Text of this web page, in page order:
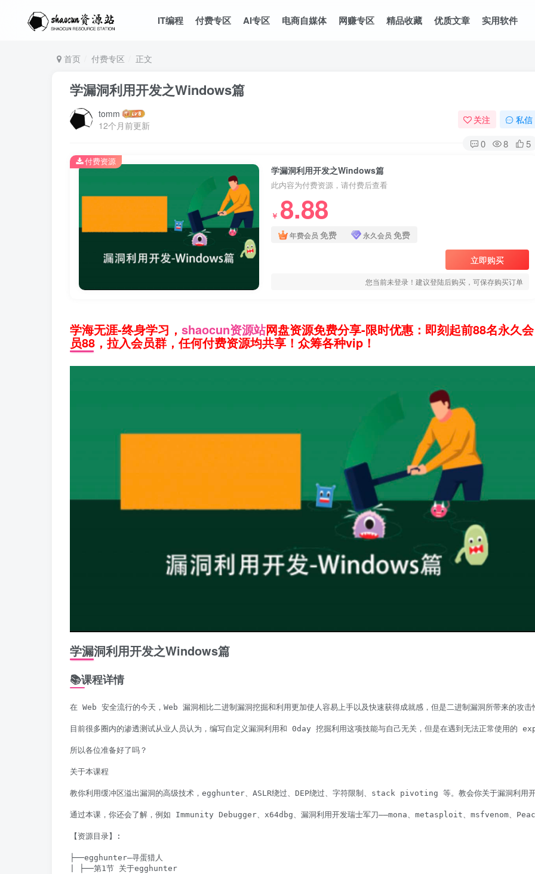
IT编程 付费专区 AI专区 电商自媒体 网赚专区 精品收藏 优质文章 实用软件
首页 付费专区 正文
学漏洞利用开发之Windows篇
tomm
12个月前更新
关注 私信
0 8 5
学漏洞利用开发之Windows篇
此内容为付费资源，请付费后查看
￥ 8.88
年费会员 免费 永久会员 免费
立即购买
您当前未登录！建议登陆后购买，可保存购买订单
付费资源
学海无涯-终身学习， shaocun资源站网盘资源免费分享-限时优惠：即刻起前88名永久会
员88，拉入会员群，任何付费资源均共享！众筹各种vip！
学漏洞利用开发之Windows篇
📚课程详情
在 Web 安全流行的今天，Web 漏洞相比二进制漏洞挖掘和利用更加使人容易上手以及快速获得成就感，但是二进制漏洞所带来的攻击
目前很多圈内的渗透测试从业人员认为，编写自定义漏洞利用和 0day 挖掘利用这项技能与自己无关，但是在遇到无法正常使用
所以各位准备好了吗？
关于本课程
教你利用缓冲区溢出漏洞的高级技术，egghunter、ASLR绕过、DEP绕过、字符限制、stack pivoting 等。教会你关于漏洞利
通过本课，你还会了解，例如 Immunity Debugger、x64dbg、漏洞利用开发瑞士军刀——mona、metasploit、msfvenom、
【资源目录】:
├──egghunter—寻蛋猎人
| ├──第1节 关于egghunter